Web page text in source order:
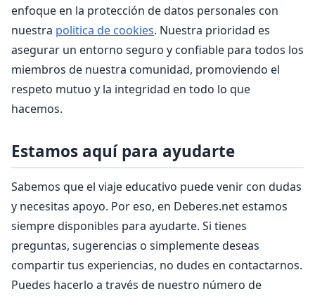
enfoque en la protección de datos personales con
nuestra politica de cookies. Nuestra prioridad es
asegurar un entorno seguro y confiable para todos los
miembros de nuestra comunidad, promoviendo el
respeto mutuo y la integridad en todo lo que
hacemos.
Estamos aquí para ayudarte
Sabemos que el viaje educativo puede venir con dudas
y necesitas apoyo. Por eso, en Deberes.net estamos
siempre disponibles para ayudarte. Si tienes
preguntas, sugerencias o simplemente deseas
compartir tus experiencias, no dudes en contactarnos.
Puedes hacerlo a través de nuestro número de